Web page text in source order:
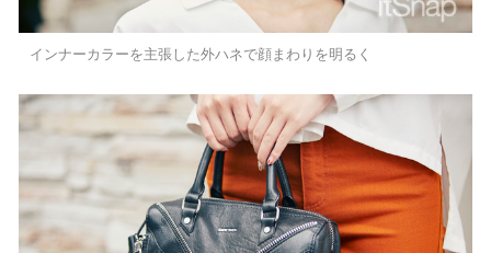
インナーカラーを主張した外ハネで顔まわりを明るく